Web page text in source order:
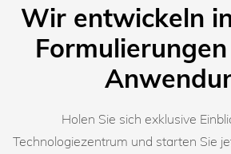
Wir entwickeln
Holen Sie sich exklusive
Technologiezentrum und starten Sie